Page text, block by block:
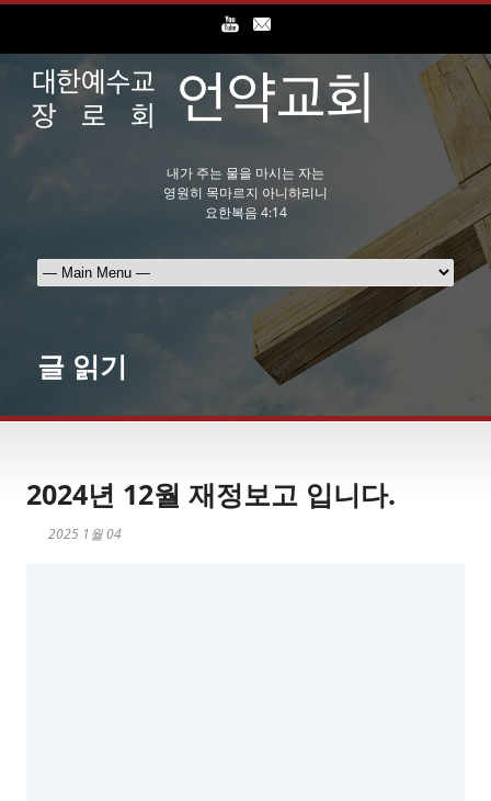
내가 주는 물을 마시는 자는
영원히 목마르지 아니하리니
요한복음 4:14
글 읽기
2024년 12월 재정보고 입니다.
2025 1월 04